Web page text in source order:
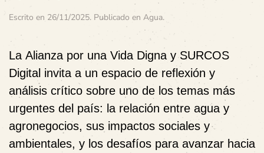
Escrito en 26/11/2025. Publicado en Agua.
La Alianza por una Vida Digna y SURCOS
Digital invita a un espacio de reflexión y
análisis crítico sobre uno de los temas más
urgentes del país: la relación entre agua y
agronegocios, sus impactos sociales y
ambientales, y los desafíos para avanzar hacia